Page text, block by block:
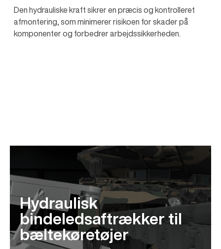
Den hydrauliske kraft sikrer en præcis og kontrolleret
afmontering, som minimerer risikoen for skader på
komponenter og forbedrer arbejdssikkerheden.
Hydraulisk
bindeledsaftrækker til
bæltekøretøjer